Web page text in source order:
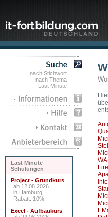
nach Stichwort
nach Thema
Last Minute
Last Minute
Schulungen
Project - Grundkurs
ab 12.08.2026
in Hamburg
Rabatt: 10%
Excel - Aufbaukurs